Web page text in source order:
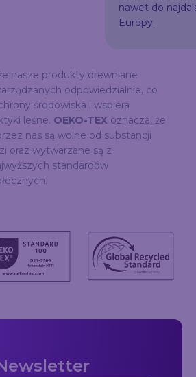
nawet do
Europy.
nasze produkty drewniane
odpowiedzialnie, co
środowiska i wspiera
leśne. OEKO-TEX oznacza, że
nas są wolne od substancji
oraz wytwarzane są z
standardów